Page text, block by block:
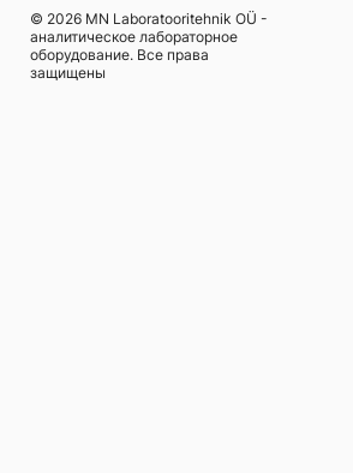
© 2026 MN Laboratooritehnik OÜ -
аналитическое лабораторное
оборудование. Все права
защищены